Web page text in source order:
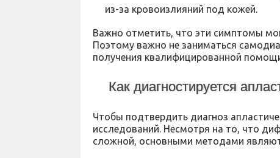
из-за кровоизлияний под кожей.
Важно отметить, что эти симптомы
Поэтому важно не заниматься
получения квалифицированной
Как диагностируется
Чтобы подтвердить диагноз
исследований. Несмотря на то, что
сложной, основными методами